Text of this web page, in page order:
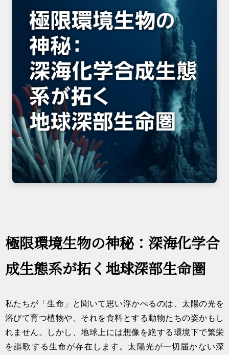
極限環境生物の神秘：深海化学合
成生態系が拓く地球深部生命圏
私たちが「生命」と聞いて思い浮かべるのは、太陽の光を
浴びて育つ植物や、それを食料とする動物たちの姿かもし
れません。しかし、地球上には想像を絶する環境下で繁栄
を謳歌する生命が存在します。太陽光が一切届かない深